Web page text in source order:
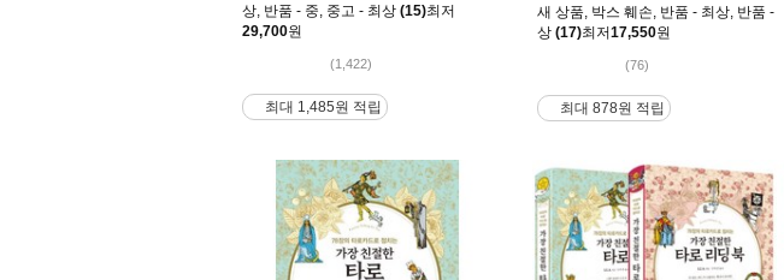
상, 반품 - 중, 중고 - 최상 (15)최저
29,700원
(1,422)
최대 1,485원 적립
새 상품, 박스 훼손, 반품 - 최상, 반품 -
상 (17)최저17,550원
(76)
최대 878원 적립